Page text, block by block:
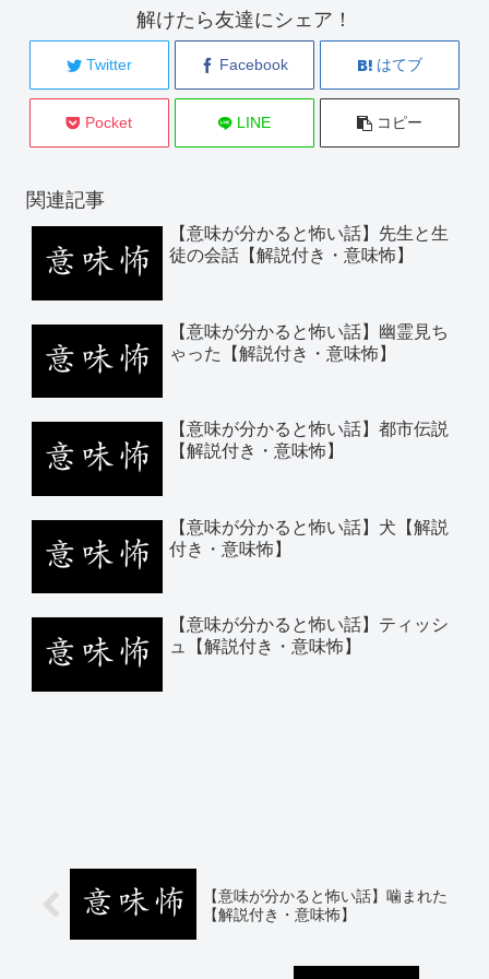
解けたら友達にシェア！
Twitter Facebook はてブ
Pocket LINE コピー
関連記事
【意味が分かると怖い話】先生と生
徒の会話【解説付き・意味怖】
【意味が分かると怖い話】幽霊見ち
ゃった【解説付き・意味怖】
【意味が分かると怖い話】都市伝説
【解説付き・意味怖】
【意味が分かると怖い話】犬【解説
付き・意味怖】
【意味が分かると怖い話】ティッシ
ュ【解説付き・意味怖】
【意味が分かると怖い話】噛まれた
【解説付き・意味怖】